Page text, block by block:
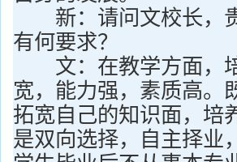
新：请问文校长，贵
有何要求？
文：在教学方面，培
宽，能力强，素质高。
拓宽自己的知识面，培
是双向选择，自主择业